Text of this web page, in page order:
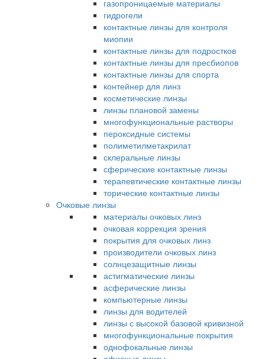
газопроницаемые материалы
гидрогели
контактные линзы для контроля
миопии
контактные линзы для подростков
контактные линзы для пресбиопов
контактные линзы для спорта
контейнер для линз
косметические линзы
линзы плановой замены
многофункциональные растворы
пероксидные системы
полиметилметакрилат
склеральные линзы
сферические контактные линзы
терапевтические контактные линзы
торические контактные линзы
Очковые линзы
материалы очковых линз
очковая коррекция зрения
покрытия для очковых линз
производители очковых линз
солнцезащитные линзы
астигматические линзы
асферические линзы
компьютерные линзы
линзы для водителей
линзы с высокой базовой кривизной
многофункциональные покрытия
однофокальные линзы